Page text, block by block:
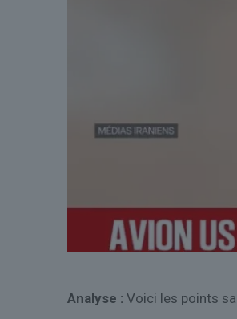
Analyse : Voici les points